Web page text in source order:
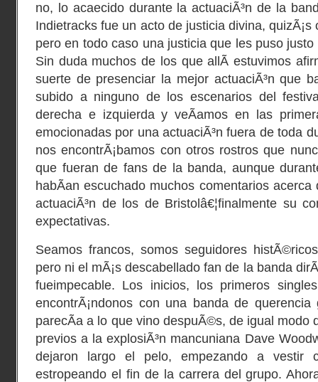
no, lo acaecido durante la actuaciÃ³n de la
Indietracks fue un acto de justicia divina,
pero en todo caso una justicia que les puso
Sin duda muchos de los que allÃ­ estuvimos
suerte de presenciar la mejor actuaciÃ³n que
subido a ninguno de los escenarios del
derecha e izquierda y veÃ­amos en las
emocionadas por una actuaciÃ³n fuera de toda
nos encontrÃ¡bamos con otros rostros que
que fueran de fans de la banda, aunque
habÃ­an escuchado muchos comentarios
actuaciÃ³n de los de Bristolâ€¦finalmente su
expectativas.
Seamos francos, somos seguidores
pero ni el mÃ¡s descabellado fan de la banda
fueimpecable. Los inicios, los primeros
encontrÃ¡ndonos con una banda de
parecÃ­a a lo que vino despuÃ©s, de igual modo
previos a la explosiÃ³n mancuniana Dave
dejaron largo el pelo, empezando a vestir
estropeando el fin de la carrera del grupo.